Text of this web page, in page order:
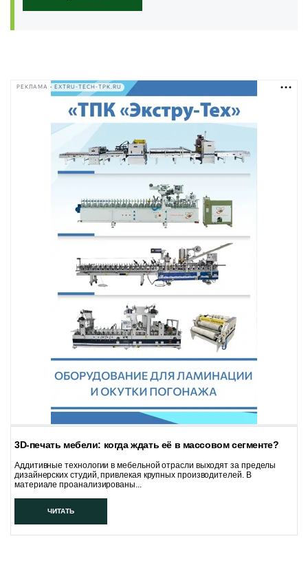
РЕКЛАМА • EXTRU-TECH-TPK.RU
3D-печать мебели: когда ждать её в массовом сегменте?
Аддитивные технологии в мебельной отрасли выходят за пределы
дизайнерских студий, привлекая крупных производителей. В
материале проанализированы...
ЧИТАТЬ